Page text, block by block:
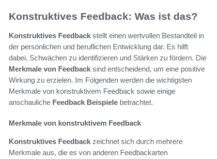
Konstruktives Feedback: Was ist das?
Konstruktives Feedback stellt einen wertvollen Bestandteil in
der persönlichen und beruflichen Entwicklung dar. Es hilft
dabei, Schwächen zu identifizieren und Stärken zu fördern. Die
Merkmale von Feedback sind entscheidend, um eine positive
Wirkung zu erzielen. Im Folgenden werden die wichtigsten
Merkmale von konstruktivem Feedback sowie einige
anschauliche Feedback Beispiele betrachtet.
Merkmale von konstruktivem Feedback
Konstruktives Feedback zeichnet sich durch mehrere
Merkmale aus, die es von anderen Feedbackarten